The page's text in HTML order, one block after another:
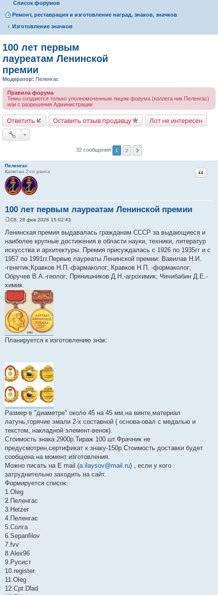
Список форумов
Ремонт, реставрация и изготовление наград, знаков, значков
Изготовление значков
100 лет первым
лауреатам Ленинской
премии
Модератор: Пеленгас
Правила форума
Темы создаются только уполномоченным лицом форума (коллега ник Пеленгас)
или с разрешения Администрации
Ответить Оставить отзыв продавцу Лот не интересен
32 сообщения 1 2
Пеленгас
Капитан 2-го ранга
100 лет первым лауреатам Ленинской премии
о
б
е
н
е
Сб, 28 фев 2026 15:02:43
Ленинская премия выдавалась гражданам СССР за выдающиеся и
наиболее крупные достижения в области науки, техники, литератур
искусства и архитектуры. Премия присуждалась с 1926 по 1935гг и с
1957 по 1991гг.Первые лауреаты Ленинской премии: Вавилав Н.И.
-генетик;Кравков Н.П.-фармаколог; Кравков Н.П. -формаколог;
Обручев В.А.-геолог; Прянишников Д.Н.-агрохимик; Чичибабин Д.Е.-
химик.
Планируется к изготовлению знак:
Размер в "диаметре" около 45 на 45 мм,на винте,материал
латунь,горячие эмали 2-х составной ( основа-овал с медалью и
текстом, накладной элемент-венок).
Стоимость знака 2900р.Тираж 100 шт.Фрачник не
предусмотрен,сертификат к знаку-150р.Стоимость доставки будет
сообщена на момент изготовления.
Можно писать на E mail (a.ilaysov@mail.ru) , если у кого
затруднительно заходить на сайт.
Формируется список:
1.Oleg
2.Пеленгас
3.Hetzer
4.Пеленгас
5.Солга
6.Sepanfilov
7.fvv
8.Alex96
9.Русист
10.register
11.Oleg
12.Cpt.Dlad